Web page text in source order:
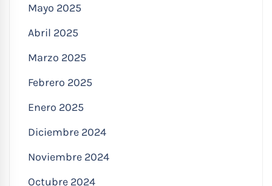
Mayo 2025
Abril 2025
Marzo 2025
Febrero 2025
Enero 2025
Diciembre 2024
Noviembre 2024
Octubre 2024